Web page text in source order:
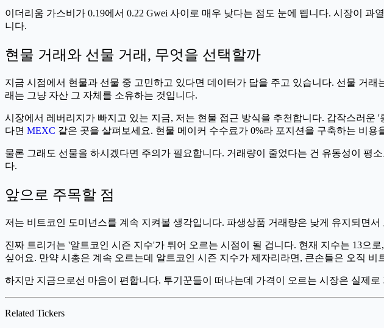
이더리움 가스비가 0.19에서 0.22 Gwei 사이로 매우 낮다는 점도 눈에 띕니다. 시장이
니다.
현물 거래와 선물 거래, 무엇을 선택할까
지금 시점에서 현물과 선물 중 고민하고 있다면 데이터가 답을 주고 있습니다. 선물 거
래는 그냥 자산 그 자체를 소유하는 것입니다.
시장에서 레버리지가 빠지고 있는 지금, 저는 현물 접근 방식을 추천합니다. 갑작스러
다면 MEXC 같은 곳을 살펴보세요. 현물 메이커 수수료가 0%라 포지션을 구축하는 비용
물론 그래도 선물을 하시겠다면 주의가 필요합니다. 거래량이 줄었다는 건 유동성이 평
다.
앞으로 주목할 점
저는 비트코인 도미넌스를 계속 지켜볼 생각입니다. 파생상품 거래량은 낮게 유지되면
진짜 트리거는 '알트코인 시즌 지수'가 튀어 오르는 시점이 될 겁니다. 현재 지수는 13으
싶어요. 만약 시총은 계속 오르는데 알트코인 시즌 지수가 제자리라면, 큰손들은 오직 비
하지만 지금으로선 마음이 편합니다. 투기꾼들이 떠나는데 가격이 오르는 시장은 실제
Related Tickers